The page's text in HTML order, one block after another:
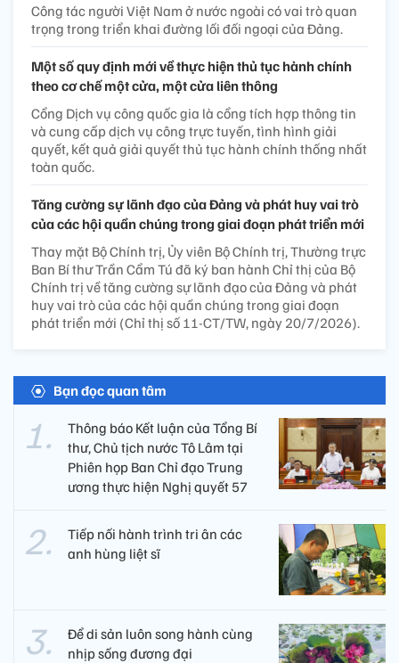
Công tác người Việt Nam ở nước ngoài có vai trò quan
trọng trong triển khai đường lối đối ngoại của Đảng.
Một số quy định mới về thực hiện thủ tục hành chính
theo cơ chế một cửa, một cửa liên thông
Cổng Dịch vụ công quốc gia là cổng tích hợp thông tin
và cung cấp dịch vụ công trực tuyến, tình hình giải
quyết, kết quả giải quyết thủ tục hành chính thống nhất
toàn quốc.
Tăng cường sự lãnh đạo của Đảng và phát huy vai trò
của các hội quần chúng trong giai đoạn phát triển mới
Thay mặt Bộ Chính trị, Ủy viên Bộ Chính trị, Thường trực
Ban Bí thư Trần Cẩm Tú đã ký ban hành Chỉ thị của Bộ
Chính trị về tăng cường sự lãnh đạo của Đảng và phát
huy vai trò của các hội quần chúng trong giai đoạn
phát triển mới (Chỉ thị số 11-CT/TW, ngày 20/7/2026).
Bạn đọc quan tâm
Thông báo Kết luận của Tổng Bí
thư, Chủ tịch nước Tô Lâm tại
Phiên họp Ban Chỉ đạo Trung
ương thực hiện Nghị quyết 57
Tiếp nối hành trình tri ân các
anh hùng liệt sĩ ​
Để di sản luôn song hành cùng
nhịp sống đương đại